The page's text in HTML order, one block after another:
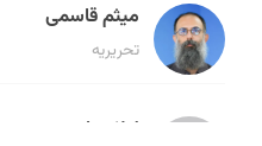
میثم قاسمی
تحریریه
لیلا حنارود